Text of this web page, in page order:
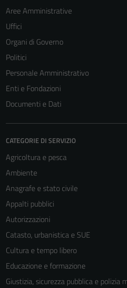
Aree Amministrative
Uffici
Organi di Governo
Politici
Personale Amministrativo
Enti e Fondazioni
Documenti e Dati
CATEGORIE DI SERVIZIO
Agricoltura e pesca
Ambiente
Anagrafe e stato civile
Appalti pubblici
Autorizzazioni
Catasto, urbanistica e SUE
Cultura e tempo libero
Educazione e formazione
Giustizia, sicurezza pubblica e polizia